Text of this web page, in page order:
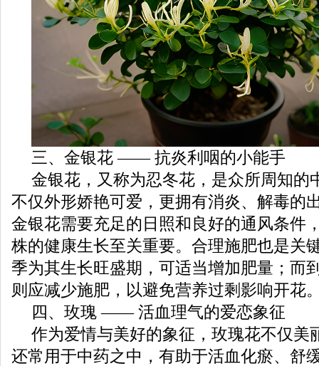
三、金银花 —— 抗炎利咽的小能手
金银花，又称为忍冬花，是众所周知的
不仅外形娇艳可爱，更拥有消炎、解毒的
金银花需要充足的日照和良好的通风条件
株的健康生长至关重要。合理施肥也是关
季为其生长旺盛期，可适当增加肥量；而
则应减少施肥，以避免营养过剩影响开花
四、玫瑰 —— 活血理气的爱恋象征
作为爱情与美好的象征，玫瑰花不仅美
还常用于中药之中，有助于活血化瘀、舒